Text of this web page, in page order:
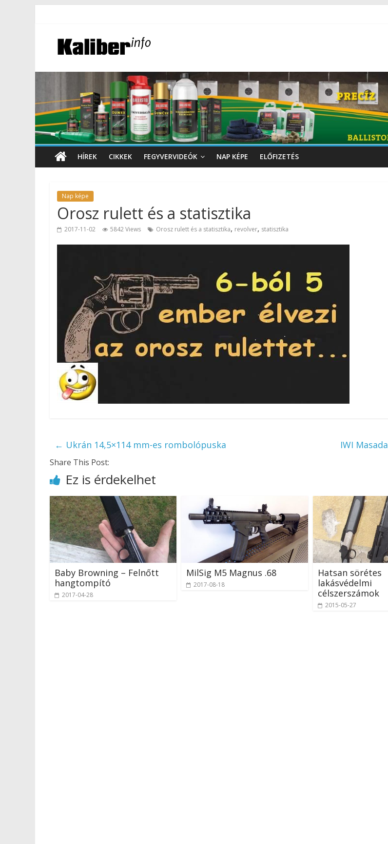
HÍREK CIKKEK FEGYVERVIDEÓK NAP KÉPE ELŐFIZETÉS
Nap képe
Orosz rulett és a statisztika
2017-11-02 5842 Views Orosz rulett és a statisztika, revolver, statisztika
← Ukrán 14,5×114 mm-es rombolópuska IWI
Share This Post:
Ez is érdekelhet
Baby Browning – Felnőtt
hangtompító
2017-04-28
MilSig M5 Magnus .68
2017-08-18
Hatsan sörétes
lakásvédelmi
célszerszámok
2015-05-27